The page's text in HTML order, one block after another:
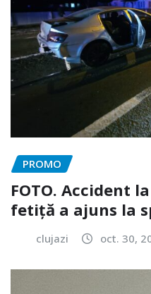
PROMO
FOTO. Accident
fetiță a ajuns la
clujazi oct. 30,